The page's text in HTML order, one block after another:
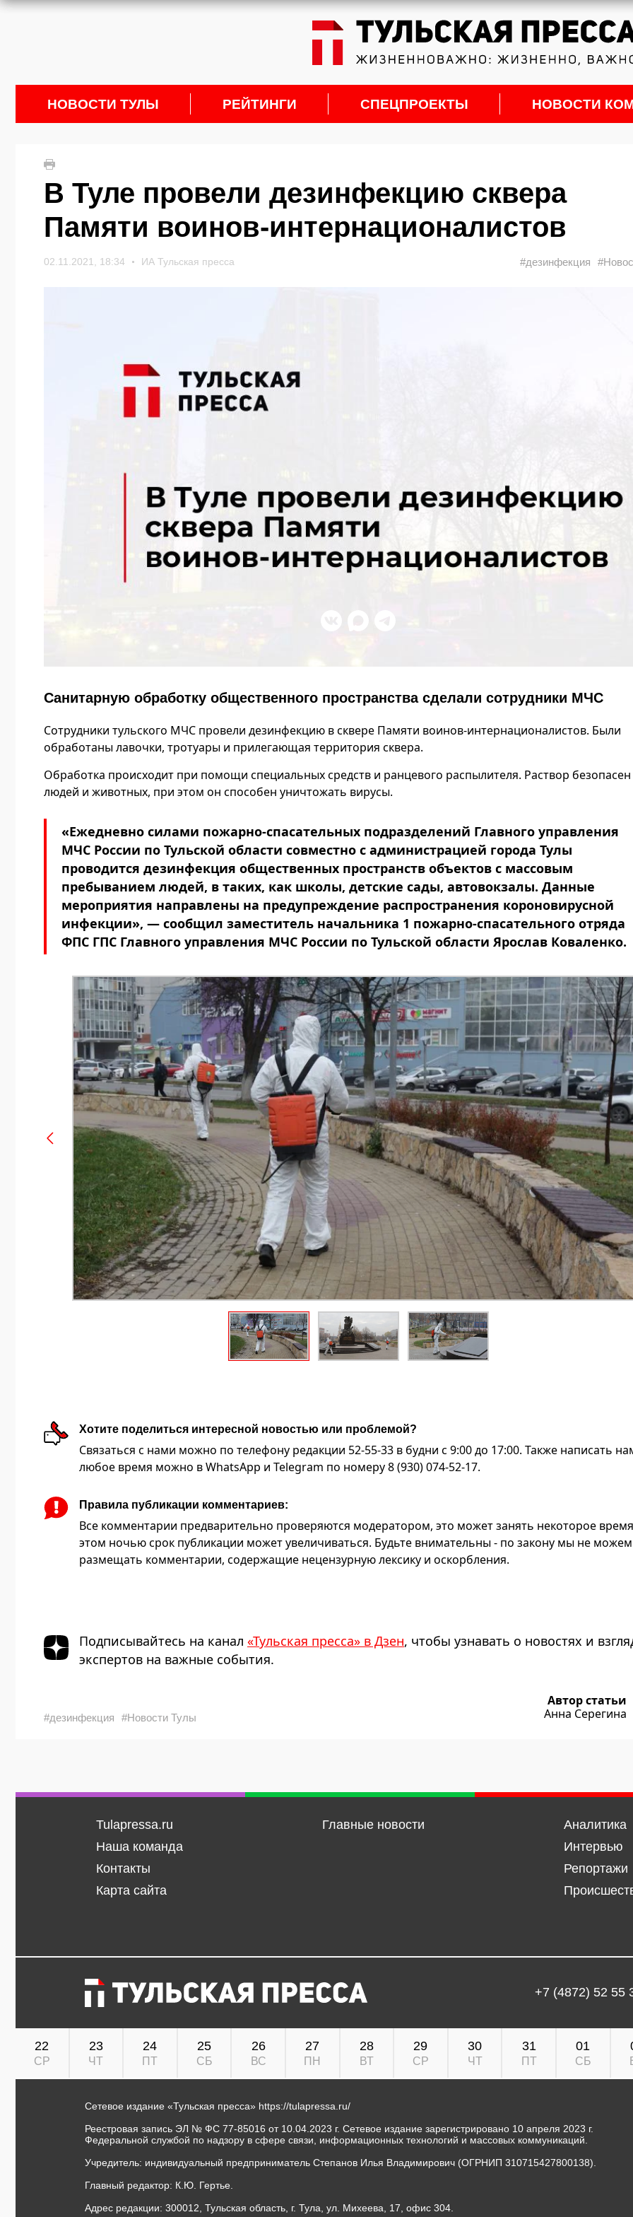
НОВОСТИ ТУЛЫ РЕЙТИНГИ СПЕЦПРОЕКТЫ НОВОСТИ
В Туле провели дезинфекцию сквера
Памяти воинов-интернационалистов
02.11.2021, 18:34 ИА Тульская пресса #дезинфекция
Санитарную обработку общественного пространства сделали сотрудники МЧС
Сотрудники тульского МЧС провели дезинфекцию в сквере Памяти воинов-интернационалистов. Были
обработаны лавочки, тротуары и прилегающая территория сквера.
Обработка происходит при помощи специальных средств и ранцевого распылителя. Раствор безопасен
людей и животных, при этом он способен уничтожать вирусы.
«Ежедневно силами пожарно-спасательных подразделений Главного управления
МЧС России по Тульской области совместно с администрацией города Тулы
проводится дезинфекция общественных пространств объектов с массовым
пребыванием людей, в таких, как школы, детские сады, автовокзалы. Данные
мероприятия направлены на предупреждение распространения короновирусной
инфекции», — сообщил заместитель начальника 1 пожарно-спасательного отряда
ФПС ГПС Главного управления МЧС России по Тульской области Ярослав Коваленко.
Хотите поделиться интересной новостью или проблемой?
Связаться с нами можно по телефону редакции 52-55-33 в будни с 9:00 до 17:00. Также написать
любое время можно в WhatsApp и Telegram по номеру 8 (930) 074-52-17.
Правила публикации комментариев:
Все комментарии предварительно проверяются модератором, это может занять некоторое
этом ночью срок публикации может увеличиваться. Будьте внимательны - по закону мы не можем
размещать комментарии, содержащие нецензурную лексику и оскорбления.
Подписывайтесь на канал «Тульская пресса» в Дзен, чтобы узнавать о новостях и
экспертов на важные события.
#дезинфекция #Новости Тулы
Автор статьи
Анна Серегина
Tulapressa.ru
Наша команда
Контакты
Карта сайта
Главные новости
Аналитика
Интервью
Репортажи
+7 (4872) 52 55
22
СР
23
ЧТ
24
ПТ
25
СБ
26
ВС
27
ПН
28
ВТ
29
СР
30
ЧТ
31
ПТ
01
СБ
Сетевое издание «Тульская пресса» https://tulapressa.ru/
Реестровая запись ЭЛ № ФС 77-85016 от 10.04.2023 г. Сетевое издание зарегистрировано 10 апреля 2023 г.
Федеральной службой по надзору в сфере связи, информационных технологий и массовых коммуникаций.
Учредитель: индивидуальный предприниматель Степанов Илья Владимирович (ОГРНИП 310715427800138).
Главный редактор: К.Ю. Гертье.
Адрес редакции: 300012, Тульская область, г. Тула, ул. Михеева, 17, офис 304.